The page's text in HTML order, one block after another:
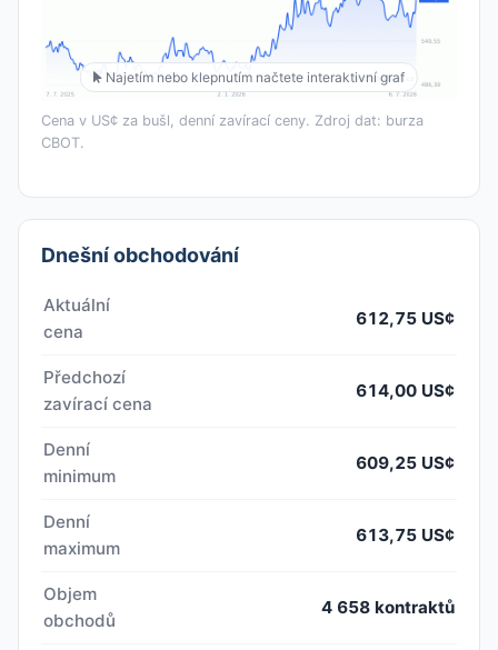
Najetím nebo klepnutím načtete interaktivní graf
Cena v US¢ za bušl, denní zavírací ceny. Zdroj dat: burza
CBOT.
Dnešní obchodování
Aktuální
cena
612,75 US¢
Předchozí
zavírací cena
614,00 US¢
Denní
minimum
609,25 US¢
Denní
maximum
613,75 US¢
Objem
obchodů
4 658 kontraktů